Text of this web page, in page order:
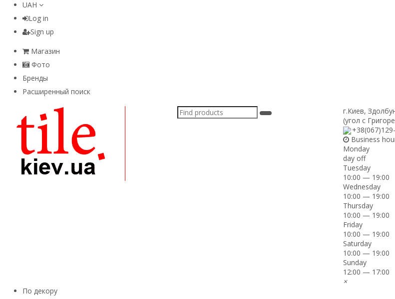
UAH
Log in
Sign up
Магазин
Фото
Бренды
Расширенный поиск
г.Киев,
(угол с
Business
Monday
day off
Tuesday
10:00 — 19:00
Wednesday
10:00 — 19:00
Thursday
10:00 — 19:00
Friday
10:00 — 19:00
Saturday
10:00 — 19:00
Sunday
12:00 — 17:00
×
По декору